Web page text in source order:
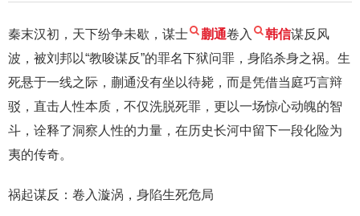
秦末汉初，天下纷争未歇，谋士 蒯通卷入 韩信谋反风
波，被刘邦以“教唆谋反”的罪名下狱问罪，身陷杀身之祸。生
死悬于一线之际，蒯通没有坐以待毙，而是凭借当庭巧言辩
驳，直击人性本质，不仅洗脱死罪，更以一场惊心动魄的智
斗，诠释了洞察人性的力量，在历史长河中留下一段化险为
夷的传奇。
祸起谋反：卷入漩涡，身陷生死危局